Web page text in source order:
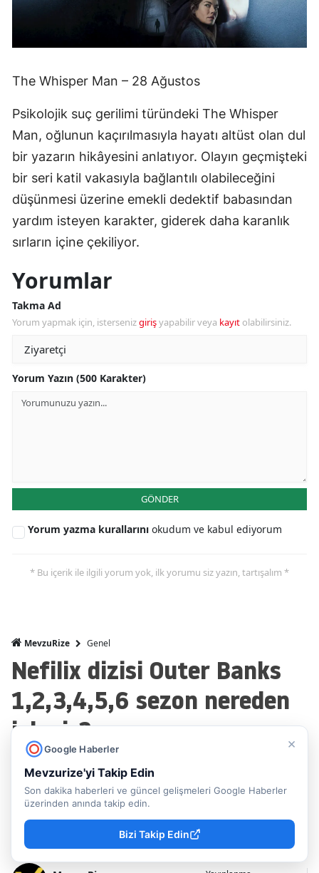
×
Google Haberler
Mevzurize'yi Takip Edin
Son dakika haberleri ve güncel gelişmeleri Google Haberler
üzerinden anında takip edin.
Bizi Takip Edin
The Whisper Man – 28 Ağustos
Psikolojik suç gerilimi türündeki The Whisper
Man, oğlunun kaçırılmasıyla hayatı altüst olan dul
bir yazarın hikâyesini anlatıyor. Olayın geçmişteki
bir seri katil vakasıyla bağlantılı olabileceğini
düşünmesi üzerine emekli dedektif babasından
yardım isteyen karakter, giderek daha karanlık
sırların içine çekiliyor.
Yorumlar
Takma Ad
Yorum yapmak için, istersenizgirişyapabilir veya kayıt olabilirsiniz.
Yorum Yazın (500 Karakter)
GÖNDER
Yorum yazma kurallarını okudum ve kabul ediyorum
* Bu içerik ile ilgili yorum yok, ilk yorumu siz yazın, tartışalım *
MevzuRize Genel
Nefilix dizisi Outer Banks
1,2,3,4,5,6 sezon nereden
izlenir?
Outer Banks final sezonu heyecanı başlarken,
yeni sezonu bekleyen izleyiciler platformun
yayın planını ve gelecek sezon iddialarını